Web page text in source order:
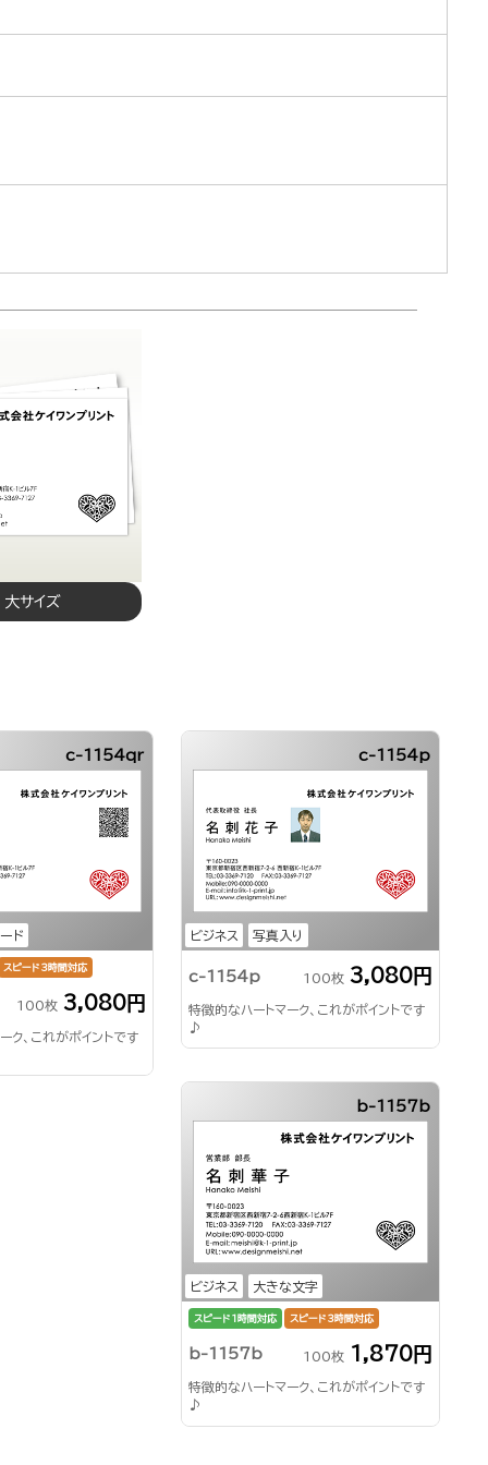
サイズ
ド
c-1154qr
スピード3時間対応
100枚 3,080円
ク、これがポイントです
ビジネス 写真入り
c-1154p
c-1154p 100枚 3,080円
特徴的なハートマーク、これがポイントです
♪
ビジネス 大きな文字
b-1157b
スピード1時間対応 スピード3時間対応
b-1157b 100枚 1,870円
特徴的なハートマーク、これがポイントです
♪